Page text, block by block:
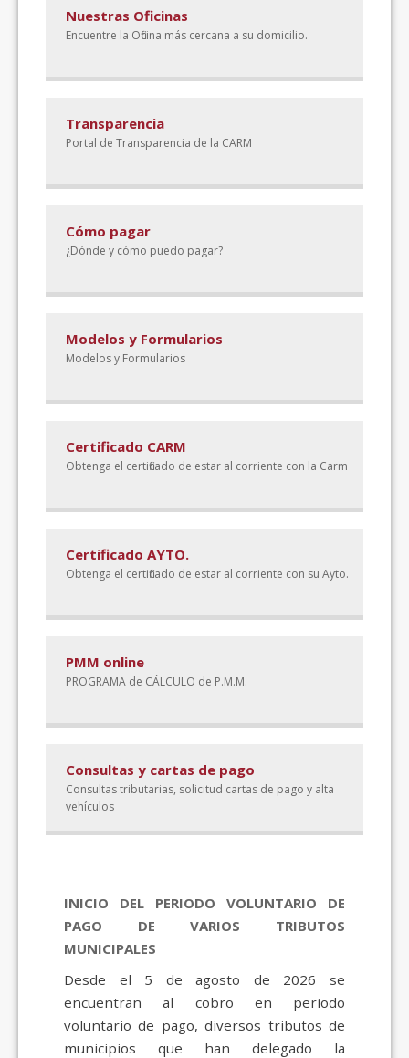
Nuestras Oficinas
Encuentre la Oficina más cercana a su domicilio.
Transparencia
Portal de Transparencia de la CARM
Cómo pagar
¿Dónde y cómo puedo pagar?
Modelos y Formularios
Modelos y Formularios
Certificado CARM
Obtenga el certificado de estar al corriente con la Carm
Certificado AYTO.
Obtenga el certificado de estar al corriente con su Ayto.
PMM online
PROGRAMA de CÁLCULO de P.M.M.
Consultas y cartas de pago
Consultas tributarias, solicitud cartas de pago y alta
vehículos
INICIO DEL PERIODO VOLUNTARIO DE
PAGO DE VARIOS TRIBUTOS
MUNICIPALES
Desde el 5 de agosto de 2026 se
encuentran al cobro en periodo
voluntario de pago, diversos tributos de
municipios que han delegado la